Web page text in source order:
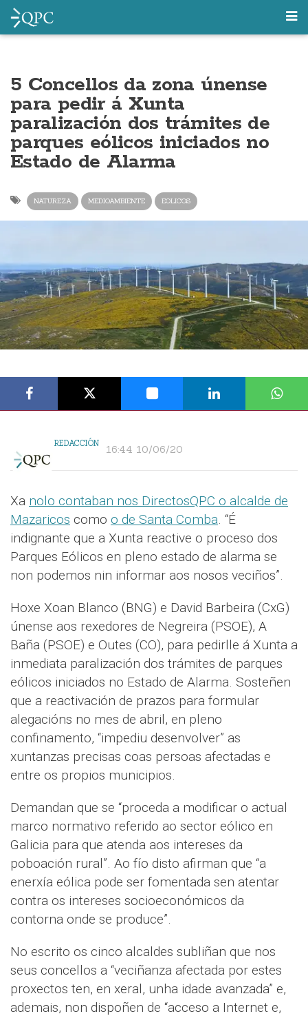
5 Concellos da zona únense
para pedir á Xunta
paralización dos trámites de
parques eólicos iniciados no
Estado de Alarma
NATUREZA MEDIOAMBIENTE EOLICOS
REDACCIÓN 16:44 10/06/20
Xa nolo contaban nos DirectosQPC o alcalde de
Mazaricos como o de Santa Comba. “É
indignante que a Xunta reactive o proceso dos
Parques Eólicos en pleno estado de alarma se
non podemos nin informar aos nosos veciños”.
Hoxe Xoan Blanco (BNG) e David Barbeira (CxG)
únense aos rexedores de Negreira (PSOE), A
Baña (PSOE) e Outes (CO), para pedirlle á Xunta a
inmediata paralización dos trámites de parques
eólicos iniciados no Estado de Alarma. Sosteñen
que a reactivación de prazos para formular
alegacións no mes de abril, en pleno
confinamento, “impediu desenvolver” as
xuntanzas precisas coas persoas afectadas e
entre os propios municipios.
Demandan que se “proceda a modificar o actual
marco normativo referido ao sector eólico en
Galicia para que atenda aos intereses da
poboación rural”. Ao fío disto afirman que “a
enerxía eólica pode ser fomentada sen atentar
contra os intereses socioeconómicos da
contorna onde se produce”.
No escrito os cinco alcaldes subliñan que nos
seus concellos a “veciñanza afectada por estes
proxectos ten, en xeral, unha idade avanzada” e,
ademais, non dispoñen de “acceso a Internet e,